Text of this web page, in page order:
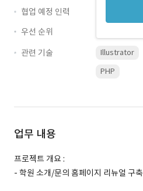
협업 예정 인력
우선 순위
관련 기술
Illustrator
PHP
업무 내용
프로젝트 개요 :
- 학원 소개/문의 홈페이지 리뉴얼 구축